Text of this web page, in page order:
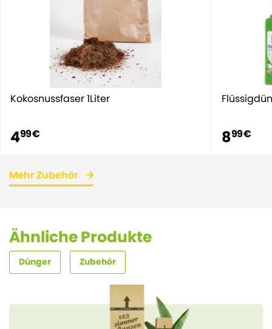
Kokosnussfaser 1Liter
499 € 899 €
Mehr Zubehör
Ähnliche Produkte
Dünger Zubehör